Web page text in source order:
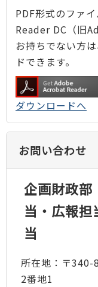
PDF形式のファ
Reader DC（旧
お持ちでない方
ドできます。
ダウンロードへ
お問い合わせ
企画財政
当・広報担
当
所在地：〒
2番地1